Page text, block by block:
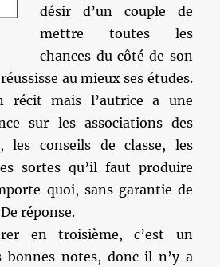
désir d’un couple de
mettre toutes les
chances du côté de son
au mieux ses études.
récit mais l’autrice a une
sur les associations des
les conseils de classe, les
sortes qu’il faut produire
quoi, sans garantie de
réponse.
en troisième, c’est un
bonnes notes, donc il n’y a